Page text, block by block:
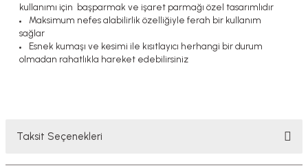
kullanımı için başparmak ve işaret parmağı özel tasarımlıdır
Maksimum nefes alabilirlik özelliğiyle ferah bir kullanım
sağlar
Esnek kumaşı ve kesimi ile kısıtlayıcı herhangi bir durum
olmadan rahatlıkla hareket edebilirsiniz
Taksit Seçenekleri